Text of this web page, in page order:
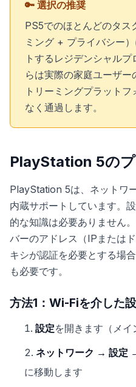
🔑 選択の推奨
PS5でのほとんどのタ
ミング + プライバシー
トするレジデンシャル
らは実際の家庭ユーザ
トリーミングプラット
なく通過します。
PlayStation 5の
PlayStation 5は、ネットワ
内蔵サポートしています。
的な知識は必要ありません
バーのアドレス（IPまたは
キシが認証を必要とする場
も必要です。
方法1：Wi-Fiを介した
設定を開きます（メイ
ネットワーク → 設定
に移動します